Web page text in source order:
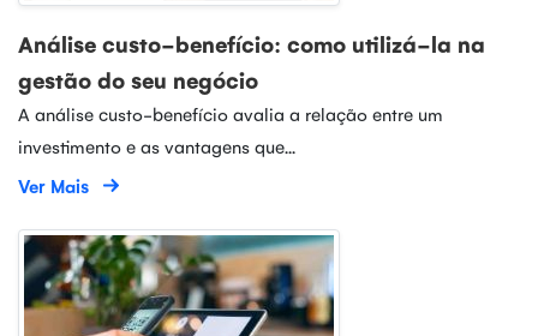
Análise custo-benefício: como utilizá-la na
gestão do seu negócio
A análise custo-benefício avalia a relação entre um
investimento e as vantagens que...
Ver Mais